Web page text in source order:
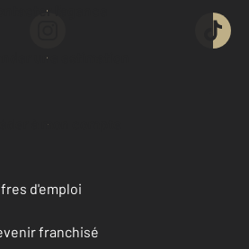
Contacter l'agence
une estimation
à mon compte
d'emploi
franchisé